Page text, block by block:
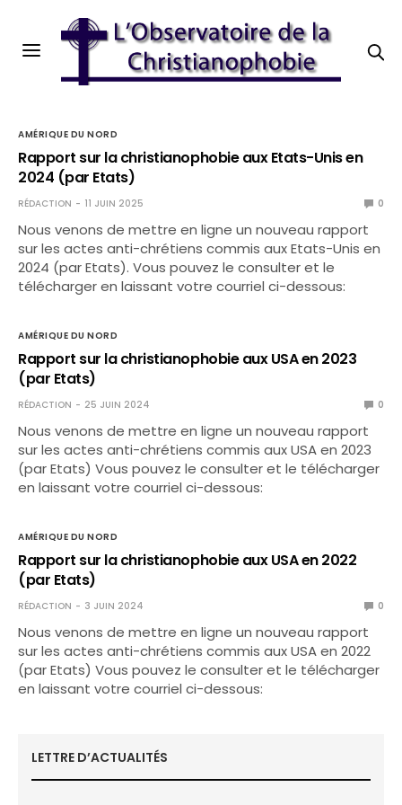
AMÉRIQUE DU NORD
Rapport sur la christianophobie aux Etats-Unis en
2024 (par Etats)
RÉDACTION 11 JUIN 2025 0
Nous venons de mettre en ligne un nouveau rapport
sur les actes anti-chrétiens commis aux Etats-Unis en
2024 (par Etats). Vous pouvez le consulter et le
télécharger en laissant votre courriel ci-dessous:
AMÉRIQUE DU NORD
Rapport sur la christianophobie aux USA en 2023
(par Etats)
RÉDACTION 25 JUIN 2024 0
Nous venons de mettre en ligne un nouveau rapport
sur les actes anti-chrétiens commis aux USA en 2023
(par Etats) Vous pouvez le consulter et le télécharger
en laissant votre courriel ci-dessous:
AMÉRIQUE DU NORD
Rapport sur la christianophobie aux USA en 2022
(par Etats)
RÉDACTION 3 JUIN 2024 0
Nous venons de mettre en ligne un nouveau rapport
sur les actes anti-chrétiens commis aux USA en 2022
(par Etats) Vous pouvez le consulter et le télécharger
en laissant votre courriel ci-dessous:
LETTRE D’ACTUALITÉS